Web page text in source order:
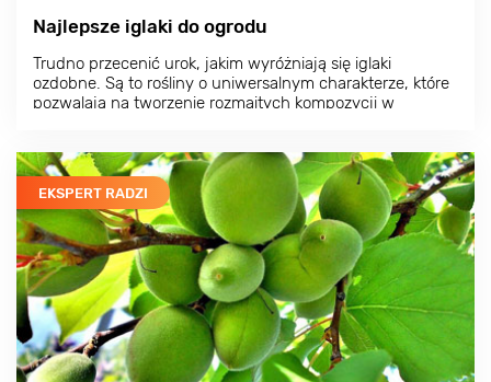
Najlepsze iglaki do ogrodu
Trudno przecenić urok, jakim wyróżniają się iglaki
ozdobne. Są to rośliny o uniwersalnym charakterze, które
pozwalają na tworzenie rozmaitych kompozycji w
tym, jakie wybierać iglaki do ogrodu, które z nich będą
najlepsze i co je wyróżnia, dowiesz się z tego artykułu.
EKSPERT RADZI